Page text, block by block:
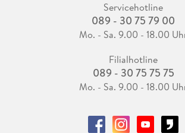
Servicehotline
089 - 30 75 79 00
Mo. - Sa. 9.00 - 18.00
Filialhotline
089 - 30 75 75 75
Mo. - Sa. 9.00 - 18.00